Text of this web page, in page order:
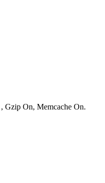
Gzip On, Memcache On.